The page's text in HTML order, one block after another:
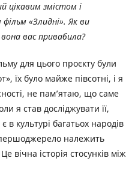
цікавим змістом і
«Злидні». Як ви
вас привабила?
для цього проєкту були
їх було майже півсотні, і я
не пам’ятаю, що саме
я став досліджувати її,
в культурі багатьох народів
першоджерело належить
вічна історія стосунків між